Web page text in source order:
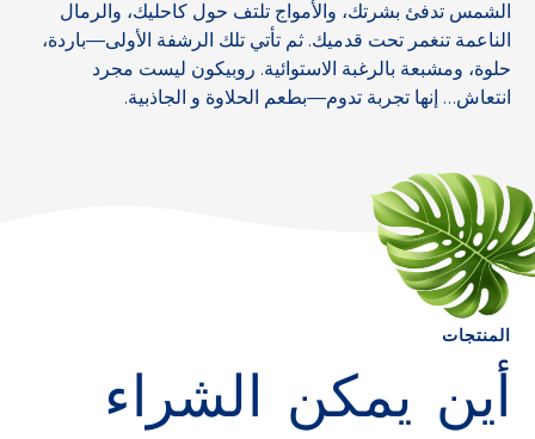
الشمس تدفئ بشرتك، والأمواج تلتف حول كاحليك، والرمال
الناعمة تنغمر تحت قدميك. ثم تأتي تلك الرشفة الأولى—باردة،
حلوة، ومشبعة بالرغبة الاستوائية. روبيكون ليست مجرد
انتعاش… إنها تجربة تدوم—بطعم الحلاوة و الجاذبية.
المنتجات
أين يمكن الشراء